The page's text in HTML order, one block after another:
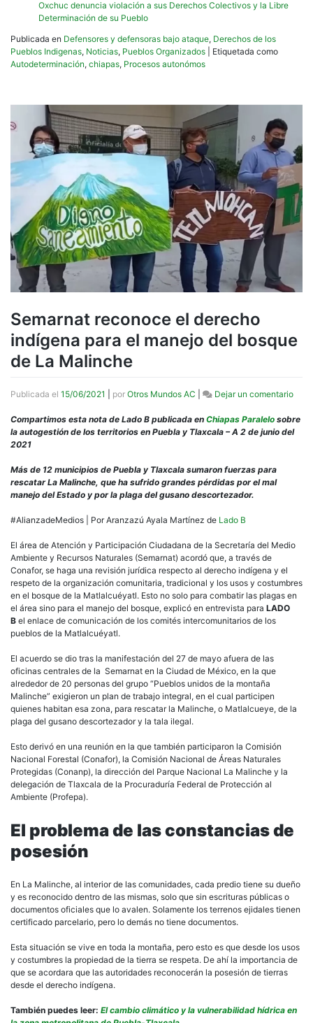
Oxchuc denuncia violación a sus Derechos Colectivos y la Libre
Determinación de su Pueblo
Publicada en Defensores y defensoras bajo ataque, Derechos de los
Pueblos Indigenas, Noticias, Pueblos Organizados
Etiquetada como
Autodeterminación, chiapas, Procesos autonómos
Semarnat reconoce el derecho
indígena para el manejo del bosque
de La Malinche
Publicada el 15/06/2021 por Otros Mundos AC Dejar un comentarioen
el
La
Compartimos esta nota de Lado B publicada en Chiapas Paralelo sobre
la autogestión de los territorios en Puebla y Tlaxcala – A 2 de junio del
2021
Más de 12 municipios de Puebla y Tlaxcala sumaron fuerzas para
rescatar La Malinche, que ha sufrido grandes pérdidas por el mal
manejo del Estado y por la plaga del gusano descortezador.
#AlianzadeMedios | Por Aranzazú Ayala Martínez de Lado B
El área de Atención y Participación Ciudadana de la Secretaría del Medio
Ambiente y Recursos Naturales (Semarnat) acordó que, a través de
Conafor, se haga una revisión jurídica respecto al derecho indígena y el
respeto de la organización comunitaria, tradicional y los usos y costumbres
en el bosque de la Matlalcuéyatl. Esto no solo para combatir las plagas en
el área sino para el manejo del bosque, explicó en entrevista para LADO
B el enlace de comunicación de los comités intercomunitarios de los
pueblos de la Matlalcuéyatl.
El acuerdo se dio tras la manifestación del 27 de mayo afuera de las
oficinas centrales de la Semarnat en la Ciudad de México, en la que
alrededor de 20 personas del grupo “Pueblos unidos de la montaña
Malinche” exigieron un plan de trabajo integral, en el cual participen
quienes habitan esa zona, para rescatar la Malinche, o Matlalcueye, de la
plaga del gusano descortezador y la tala ilegal.
Esto derivó en una reunión en la que también participaron la Comisión
Nacional Forestal (Conafor), la Comisión Nacional de Áreas Naturales
Protegidas (Conanp), la dirección del Parque Nacional La Malinche y la
delegación de Tlaxcala de la Procuraduría Federal de Protección al
Ambiente (Profepa).
El problema de las constancias de
posesión
En La Malinche, al interior de las comunidades, cada predio tiene su dueño
y es reconocido dentro de las mismas, solo que sin escrituras públicas o
documentos oficiales que lo avalen. Solamente los terrenos ejidales tienen
certificado parcelario, pero lo demás no tiene documentos.
Esta situación se vive en toda la montaña, pero esto es que desde los usos
y costumbres la propiedad de la tierra se respeta. De ahí la importancia de
que se acordara que las autoridades reconocerán la posesión de tierras
desde el derecho indígena.
También puedes leer: El cambio climático y la vulnerabilidad hídrica en